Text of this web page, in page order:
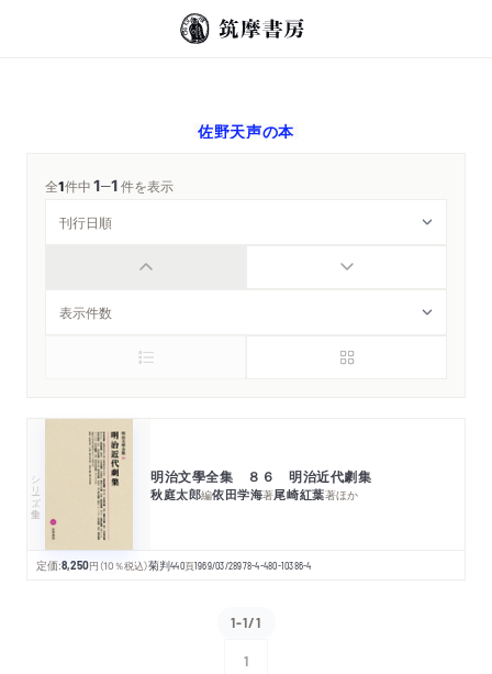
佐野天声の本
全1件中1─1件を表示
シリーズ・全集 明治文學全集 ８６ 明治近代劇集
秋庭太郎編依田学海著尾崎紅葉著ほか
定価:8,250円 （10％税込）菊判440頁1969/03/28978-4-480-10386-4
1-1/1
1